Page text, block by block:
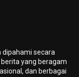
dipahami secara
yang beragam
dan berbagai